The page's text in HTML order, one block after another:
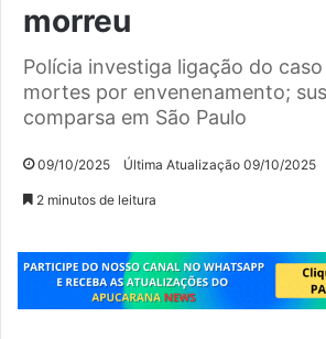
morreu
Polícia investiga ligação do
mortes por envenenamento;
comparsa em São Paulo
09/10/2025 Última Atualização 09/10/2025
2 minutos de leitura